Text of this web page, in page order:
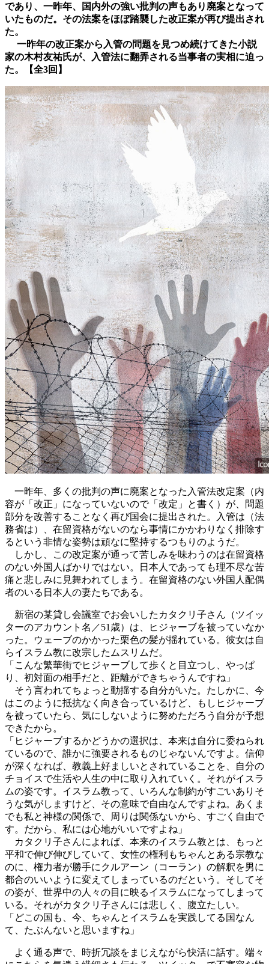
であり、一昨年、国内外の強い批判の声もあり廃案となって
いたものだ。その法案をほぼ踏襲した改正案が再び提出され
た。
一昨年の改正案から入管の問題を見つめ続けてきた小説
家の木村友祐氏が、入管法に翻弄される当事者の実相に迫っ
た。【全3回】
一昨年、多くの批判の声に廃案となった入管法改定案（内
容が「改正」になっていないので「改定」と書く）が、問題
部分を改善することなく再び国会に提出された。入管は（法
務省は）、在留資格がないのなら事情にかかわりなく排除す
るという非情な姿勢は頑なに堅持するつもりのようだ。
しかし、この改定案が通って苦しみを味わうのは在留資格
のない外国人ばかりではない。日本人であっても理不尽な苦
痛と悲しみに見舞われてしまう。在留資格のない外国人配偶
者のいる日本人の妻たちである。
新宿の某貸し会議室でお会いしたカタクリ子さん（ツイッ
ターのアカウント名／51歳）は、ヒジャーブを被っていなか
った。ウェーブのかかった栗色の髪が揺れている。彼女は自
らイスラム教に改宗したムスリムだ。
「こんな繁華街でヒジャーブして歩くと目立つし、やっぱ
り、初対面の相手だと、距離ができちゃうんですね」
そう言われてちょっと動揺する自分がいた。たしかに、今
はこのように抵抗なく向き合っているけど、もしヒジャーブ
を被っていたら、気にしないように努めただろう自分が予想
できたから。
「ヒジャーブするかどうかの選択は、本来は自分に委ねられ
ているので、誰かに強要されるものじゃないんですよ。信仰
が深くなれば、教義上好ましいとされていることを、自分の
チョイスで生活や人生の中に取り入れていく。それがイスラ
ムの姿です。イスラム教って、いろんな制約がすごいありそ
うな気がしますけど、その意味で自由なんですよね。あくま
でも私と神様の関係で、周りは関係ないから、すごく自由で
す。だから、私には心地がいいですよね」
カタクリ子さんによれば、本来のイスラム教とは、もっと
平和で伸び伸びしていて、女性の権利もちゃんとある宗教な
のに、権力者が勝手にクルアーン（コーラン）の解釈を男に
都合のいいように変えてしまっているのだという。そしてそ
の姿が、世界中の人々の目に映るイスラムになってしまって
いる。それがカタクリ子さんには悲しく、腹立たしい。
「どこの国も、今、ちゃんとイスラムを実践してる国なん
て、たぶんないと思いますね」
よく通る声で、時折冗談をまじえながら快活に話す。端々